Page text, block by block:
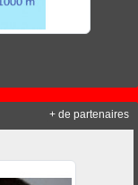
+ de partenaires